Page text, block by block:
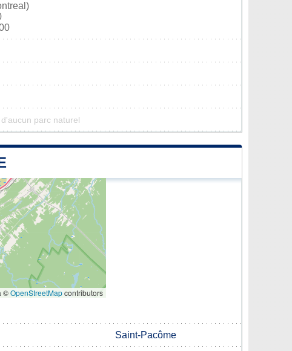
parc naturel
©OpenStreetMapcontributors
Saint-Pacôme